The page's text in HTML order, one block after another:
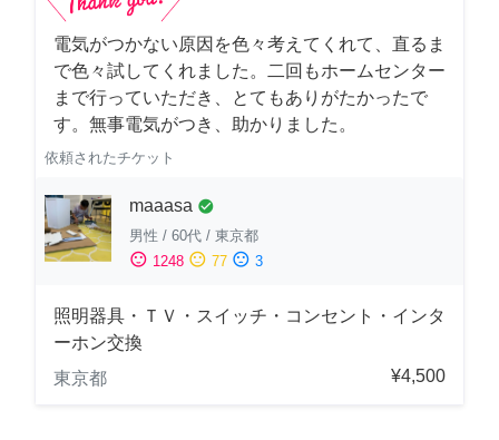
電気がつかない原因を色々考えてくれて、直るま
で色々試してくれました。二回もホームセンター
まで行っていただき、とてもありがたかったで
す。無事電気がつき、助かりました。
依頼されたチケット
maaasa check_circle
男性 / 60代 / 東京都
sentiment_satisfied 1248 sentiment_neutral 77 sentiment_dissatisfied 3
照明器具・ＴＶ・スイッチ・コンセント・インタ
ーホン交換
東京都
¥4,500